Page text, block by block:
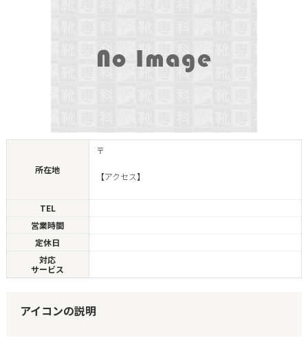
所在地
〒
【アクセス】
TEL
営業時間
定休日
対応
サービス
アイコンの説明